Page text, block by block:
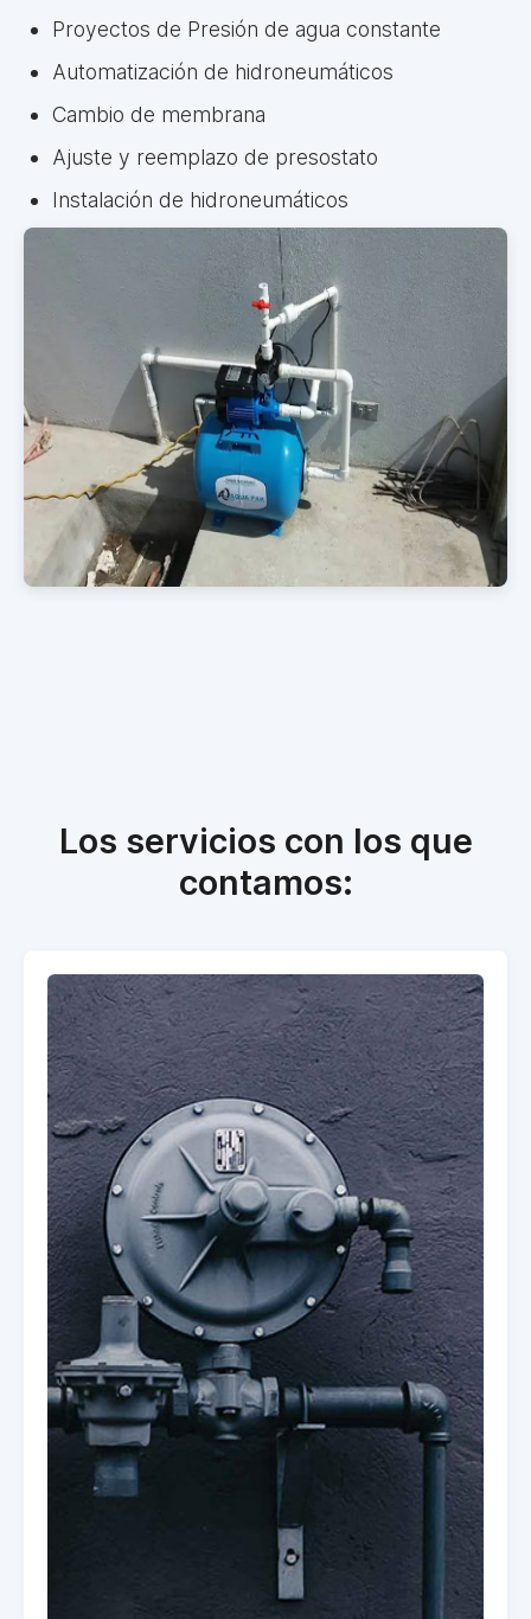
Proyectos de Presión de agua constante
Automatización de hidroneumáticos
Cambio de membrana
Ajuste y reemplazo de presostato
Instalación de hidroneumáticos
Los servicios con los que
contamos: